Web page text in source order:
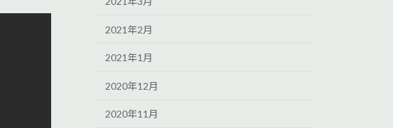
2021年2月
2021年1月
2020年12月
2020年11月